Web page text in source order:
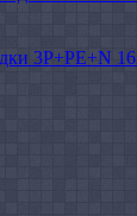
3Р+РЕ+N